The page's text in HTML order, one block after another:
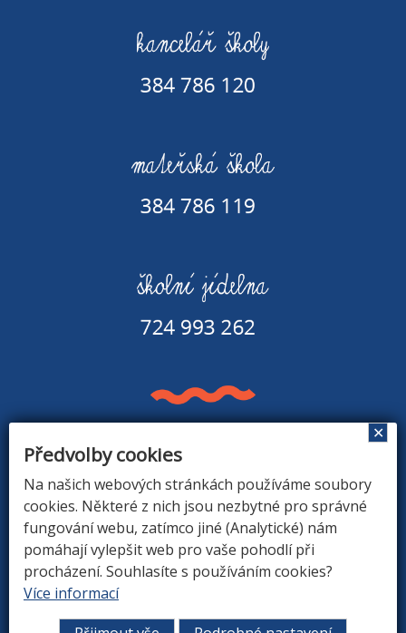
Základní škola a Mateřská škola v Rapšachu
378 07 Rapšach 290
GPS souřadnice: 48.8779183N, 14.9374494E
ÚVOD|O ŠKOLE|ZÁKLADNÍ ŠKOLA|MATEŘSKÁ
ŠKOLA
Předvolby cookies
Na našich webových stránkách používáme soubory
cookies. Některé z nich jsou nezbytné pro správné
fungování webu, zatímco jiné (Analytické) nám
pomáhají vylepšit web pro vaše pohodlí při
procházení. Souhlasíte s používáním cookies?
Více informací
✕